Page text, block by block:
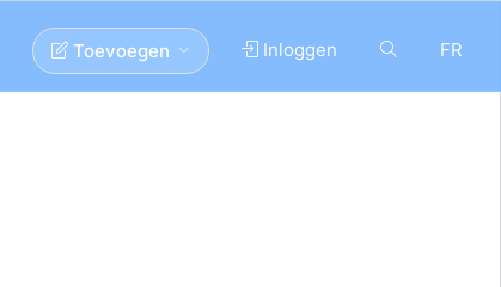
FR
Inloggen
Toevoegen